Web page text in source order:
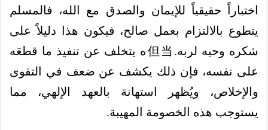
اختباراً حقيقياً للإيمان والصدق مع الله، فالمسلم
يتطوع بالالتزام بعمل صالح، فيكون هذا دليلاً على
شكره وحبه لربه.但当ه يتخلف عن تنفيذ ما قطعَه
على نفسه، فإن ذلك يكشف عن ضعف في التقوى
والإخلاص، ويُظهر استهانة بالعهد الإلهي، مما
يستوجب هذه الخصومة المهيبة.